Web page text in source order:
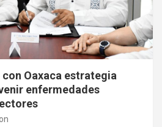
Oaxaca estrategia
enfermedades